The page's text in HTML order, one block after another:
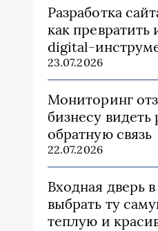
Разработка
как
digital-
23.07.2026
Мониторинг
бизнесу видеть
обратную связь
22.07.2026
Входная дверь
выбрать ту
теплую и